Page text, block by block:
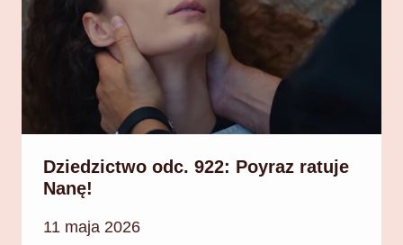
Dziedzictwo odc. 922: Poyraz ratuje
Nanę!
11 maja 2026